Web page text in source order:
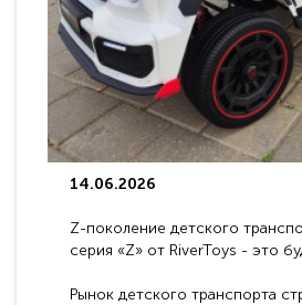
14.06.2026
Z-поколение детского
серия «Z» от RiverToys - это
Рынок детского транспорта